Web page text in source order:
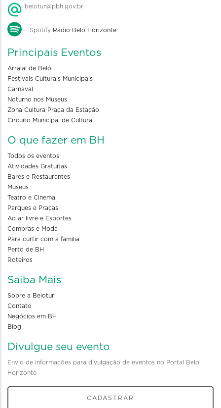
belotur@pbh.gov.br
Spotify Rádio Belo Horizonte
Principais Eventos
Arraial de Belô
Festivais Culturais Municipais
Carnaval
Noturno nos Museus
Zona Cultura Praça da Estação
Circuito Municipal de Cultura
O que fazer em BH
Todos os eventos
Atividades Gratuitas
Bares e Restaurantes
Museus
Teatro e Cinema
Parques e Praças
Ao ar livre e Esportes
Compras e Moda
Para curtir com a familia
Perto de BH
Roteiros
Saiba Mais
Sobre a Belotur
Contato
Negócios em BH
Blog
Divulgue seu evento
Envio de informações para divulgação de eventos no Portal Belo
Horizonte
CADASTRAR